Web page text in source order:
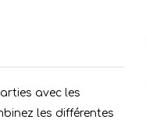
avec les
les différentes